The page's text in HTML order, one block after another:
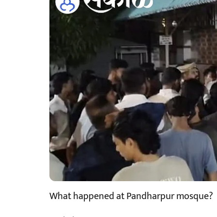
What happened at Pandharpur mosque?